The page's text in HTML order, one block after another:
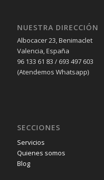
NUESTRA DIRECCIÓN
Albocacer 23, Benimaclet
Valencia, España
96 133 61 83 / 693 497 603
(Atendemos Whatsapp)
SECCIONES
Servicios
Quienes somos
Blog